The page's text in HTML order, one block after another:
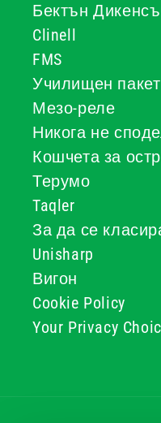
Бектън
Clinell
FMS
Училищен пакет
Мезо-реле
Никога не
Кошчета за
Терумо
Taqler
За да се
Unisharp
Вигон
Cookie Policy
Your Privacy